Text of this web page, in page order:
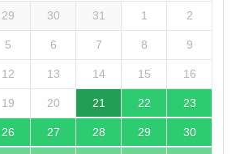
29 30 31 1 2
5 6 7 8 9
12 13 14 15 16
19 20 21 22 23
26 27 28 29 30